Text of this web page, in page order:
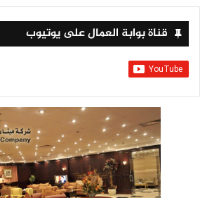
قناة بوابة العمال على يوتيوب